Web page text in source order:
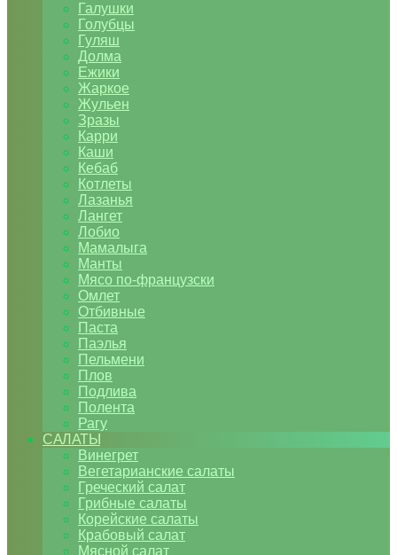
Галушки
Голубцы
Гуляш
Долма
Ежики
Жаркое
Жульен
Зразы
Карри
Каши
Кебаб
Котлеты
Лазанья
Лангет
Лобио
Мамалыга
Манты
Мясо по-французски
Омлет
Отбивные
Паста
Паэлья
Пельмени
Плов
Подлива
Полента
Рагу
САЛАТЫ
Винегрет
Вегетарианские салаты
Греческий салат
Грибные салаты
Корейские салаты
Крабовый салат
Мясной салат